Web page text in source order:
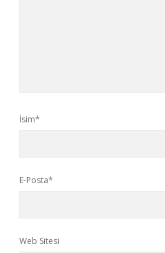
İsim*
E-Posta*
Web Sitesi